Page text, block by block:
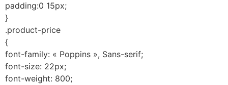
padding:0 15px;
}
.product-price
{
font-family: « Poppins », Sans-serif;
font-size: 22px;
font-weight: 800;